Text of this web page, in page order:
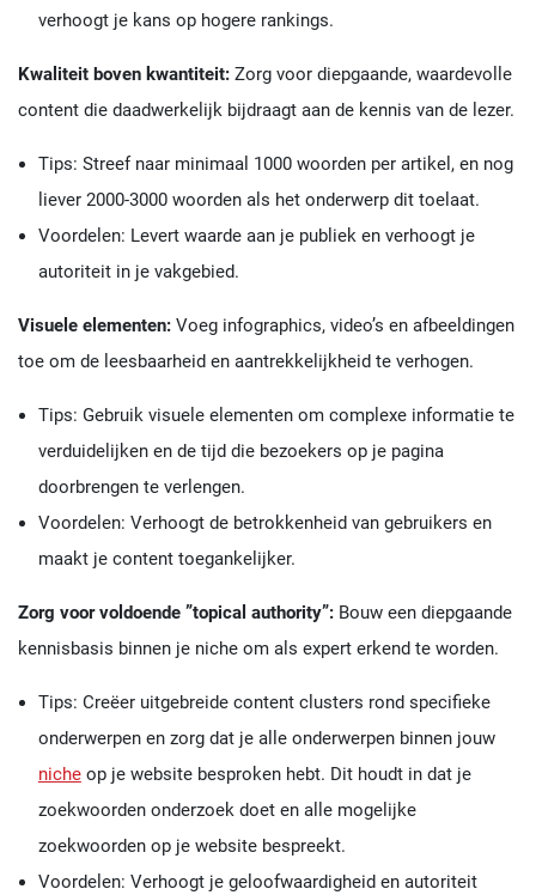
verhoogt je kans op hogere rankings.
Kwaliteit boven kwantiteit: Zorg voor diepgaande, waardevolle
content die daadwerkelijk bijdraagt aan de kennis van de lezer.
Tips: Streef naar minimaal 1000 woorden per artikel, en nog
liever 2000-3000 woorden als het onderwerp dit toelaat.
Voordelen: Levert waarde aan je publiek en verhoogt je
autoriteit in je vakgebied.
Visuele elementen: Voeg infographics, video’s en afbeeldingen
toe om de leesbaarheid en aantrekkelijkheid te verhogen.
Tips: Gebruik visuele elementen om complexe informatie te
verduidelijken en de tijd die bezoekers op je pagina
doorbrengen te verlengen.
Voordelen: Verhoogt de betrokkenheid van gebruikers en
maakt je content toegankelijker.
Zorg voor voldoende ”topical authority”: Bouw een diepgaande
kennisbasis binnen je niche om als expert erkend te worden.
Tips: Creëer uitgebreide content clusters rond specifieke
onderwerpen en zorg dat je alle onderwerpen binnen jouw
nicheop je website besproken hebt. Dit houdt in dat je
zoekwoorden onderzoek doet en alle mogelijke
zoekwoorden op je website bespreekt.
Voordelen: Verhoogt je geloofwaardigheid en autoriteit